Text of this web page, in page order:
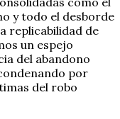
y todo el desborde
replicabilidad de
un espejo
del abandono
por
del robo